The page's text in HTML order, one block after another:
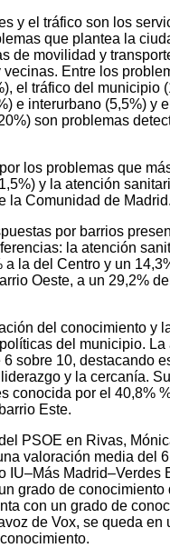
y el tráfico son los
que plantea la
de movilidad y
Entre los
el tráfico del municipio
e interurbano (5,5%) y
son problemas
los problemas que
y la atención
la Comunidad de Madrid.
por barrios
la atención
la del Centro y un
Oeste, a un 29,2%
del conocimiento y
del municipio.
sobre 10, destacando
y la cercanía.
conocida por el 40,8%
Este.
PSOE en Rivas,
valoración media del
IU–Más Madrid–Verdes
grado de conocimiento
con un grado de
de Vox, se queda en